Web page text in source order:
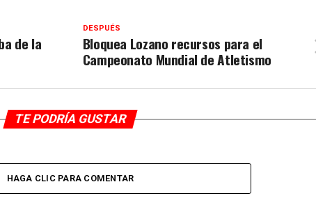
DESPUÉS
Bloquea Lozano recursos para el
Campeonato Mundial de Atletismo
de la
TE PODRÍA GUSTAR
HAGA CLIC PARA COMENTAR